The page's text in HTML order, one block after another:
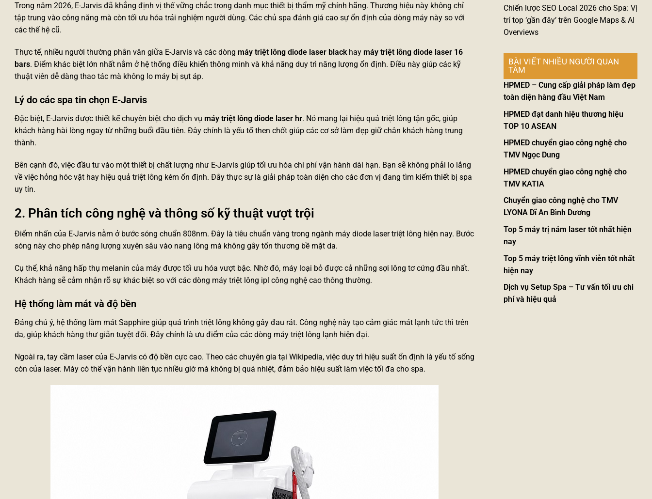
Trong năm 2026, E-Jarvis đã khẳng định vị thế vững chắc trong danh mục thiết bị thẩm mỹ chính hãng. Thương hiệu này không chỉ
tập trung vào công năng mà còn tối ưu hóa trải nghiệm người dùng. Các chủ spa đánh giá cao sự ổn định của dòng máy này so với
các thế hệ cũ.
Thực tế, nhiều người thường phân vân giữa E-Jarvis và các dòng máy triệt lông diode laser black hay máy triệt lông diode laser 16
bars. Điểm khác biệt lớn nhất nằm ở hệ thống điều khiển thông minh và khả năng duy trì năng lượng ổn định. Điều này giúp các kỹ
thuật viên dễ dàng thao tác mà không lo máy bị sụt áp.
Lý do các spa tin chọn E-Jarvis
Đặc biệt, E-Jarvis được thiết kế chuyên biệt cho dịch vụ máy triệt lông diode laser hr. Nó mang lại hiệu quả triệt lông tận gốc, giúp
khách hàng hài lòng ngay từ những buổi đầu tiên. Đây chính là yếu tố then chốt giúp các cơ sở làm đẹp giữ chân khách hàng trung
thành.
Bên cạnh đó, việc đầu tư vào một thiết bị chất lượng như E-Jarvis giúp tối ưu hóa chi phí vận hành dài hạn. Bạn sẽ không phải lo lắng
về việc hỏng hóc vặt hay hiệu quả triệt lông kém ổn định. Đây thực sự là giải pháp toàn diện cho các đơn vị đang tìm kiếm thiết bị spa
uy tín.
2. Phân tích công nghệ và thông số kỹ thuật vượt trội
Điểm nhấn của E-Jarvis nằm ở bước sóng chuẩn 808nm. Đây là tiêu chuẩn vàng trong ngành máy diode laser triệt lông hiện nay. Bước
sóng này cho phép năng lượng xuyên sâu vào nang lông mà không gây tổn thương bề mặt da.
Cụ thể, khả năng hấp thụ melanin của máy được tối ưu hóa vượt bậc. Nhờ đó, máy loại bỏ được cả những sợi lông tơ cứng đầu nhất.
Khách hàng sẽ cảm nhận rõ sự khác biệt so với các dòng máy triệt lông ipl công nghệ cao thông thường.
Hệ thống làm mát và độ bền
Đáng chú ý, hệ thống làm mát Sapphire giúp quá trình triệt lông không gây đau rát. Công nghệ này tạo cảm giác mát lạnh tức thì trên
da, giúp khách hàng thư giãn tuyệt đối. Đây chính là ưu điểm của các dòng máy triệt lông lạnh hiện đại.
Ngoài ra, tay cầm laser của E-Jarvis có độ bền cực cao. Theo các chuyên gia tại Wikipedia, việc duy trì hiệu suất ổn định là yếu tố sống
còn của laser. Máy có thể vận hành liên tục nhiều giờ mà không bị quá nhiệt, đảm bảo hiệu suất làm việc tối đa cho spa.
Chiến lược SEO Local 2026 cho Spa: Vị
trí top ‘gần đây’ trên Google Maps & AI
Overviews
BÀI VIẾT NHIỀU NGƯỜI QUAN
TÂM
HPMED – Cung cấp giải pháp làm đẹp
toàn diện hàng đầu Việt Nam
HPMED đạt danh hiệu thương hiệu
TOP 10 ASEAN
HPMED chuyển giao công nghệ cho
TMV Ngọc Dung
HPMED chuyển giao công nghệ cho
TMV KATIA
Chuyển giao công nghệ cho TMV
LYONA Dĩ An Bình Dương
Top 5 máy trị nám laser tốt nhất hiện
nay
Top 5 máy triệt lông vĩnh viễn tốt nhất
hiện nay
Dịch vụ Setup Spa – Tư vấn tối ưu chi
phí và hiệu quả